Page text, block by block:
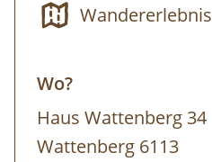
Wandererlebnis
Wo?
Haus Wattenberg 34
Wattenberg 6113